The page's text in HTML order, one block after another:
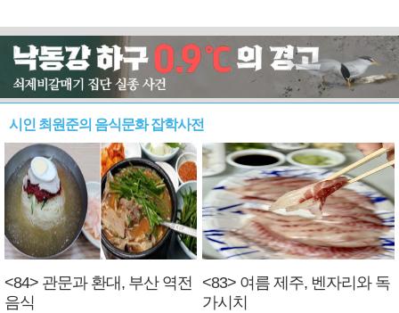
시인 최원준의 음식문화 잡학사전
<84> 관문과 환대, 부산 역전
음식
<83> 여름 제주, 벤자리와 독
가시치